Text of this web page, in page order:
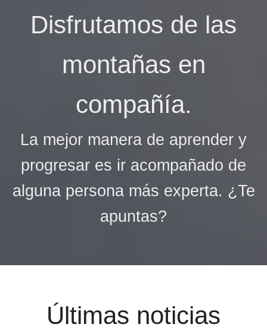
Disfrutamos de las
montañas en
compañía.
La mejor manera de aprender y
progresar es ir acompañado de
alguna persona más experta. ¿Te
apuntas?
Últimas noticias